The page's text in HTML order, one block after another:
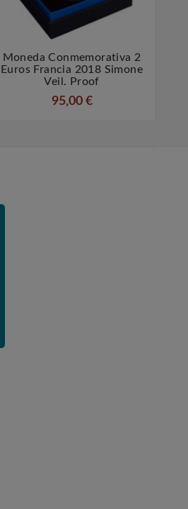
 
Moneda Conmemorativa 2
Euros Francia 2018 Simone
Veil. Proof
95,00 €